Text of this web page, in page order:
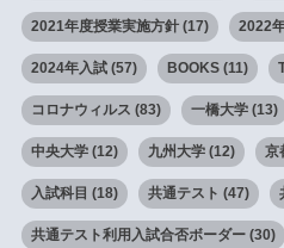
2021年度授業実施方針(17) 2022
2024年入試(57) BOOKS(11)
コロナウィルス (83) 一橋大学(13)
中央大学(12) 九州大学(12) 京
入試科目 (18) 共通テスト (47)
共通テスト利用入試合否ボーダー(30)